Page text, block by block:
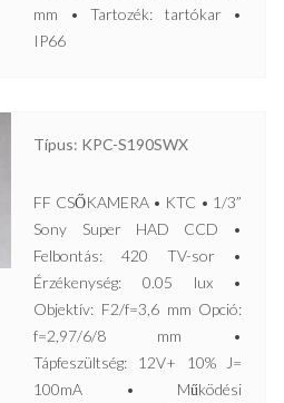
mm • Tartozék: tartókar •
IP66
Típus: KPC-S190SWX
FF CSŐKAMERA • KTC • 1/3”
Sony Super HAD CCD •
Felbontás: 420 TV-sor •
Érzékenység: 0.05 lux •
Objektív: F2/f=3,6 mm Opció:
f=2,97/6/8 mm •
Tápfeszültség: 12V+ 10% J=
100mA • Működési